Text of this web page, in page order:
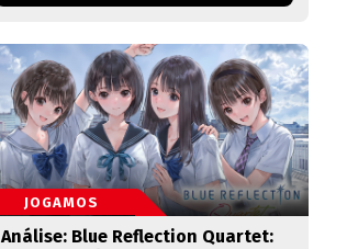
JOGAMOS
Análise: Blue Reflection Quartet: